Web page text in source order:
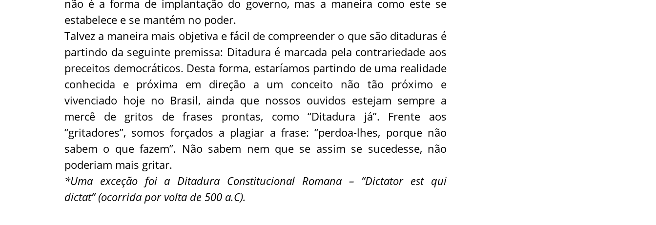
não é a forma de implantação do governo, mas a maneira como este se
estabelece e se mantém no poder.
Talvez a maneira mais objetiva e fácil de compreender o que são ditaduras é
partindo da seguinte premissa: Ditadura é marcada pela contrariedade aos
preceitos democráticos. Desta forma, estaríamos partindo de uma realidade
conhecida e próxima em direção a um conceito não tão próximo e
vivenciado hoje no Brasil, ainda que nossos ouvidos estejam sempre a
mercê de gritos de frases prontas, como “Ditadura já”. Frente aos
“gritadores”, somos forçados a plagiar a frase: “perdoa-lhes, porque não
sabem o que fazem”. Não sabem nem que se assim se sucedesse, não
poderiam mais gritar.
*Uma exceção foi a Ditadura Constitucional Romana – “Dictator est qui
dictat” (ocorrida por volta de 500 a.C).